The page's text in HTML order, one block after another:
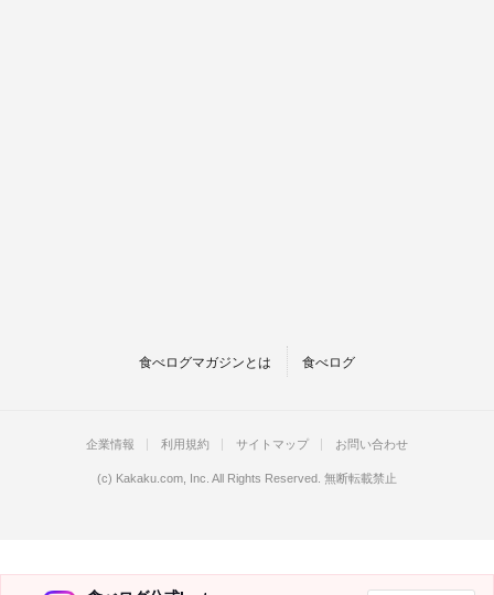
食べログマガジンとは 食べログ
企業情報 利用規約 サイトマップ お問い合わせ
(c) Kakaku.com, Inc. All Rights Reserved. 無断転載禁止